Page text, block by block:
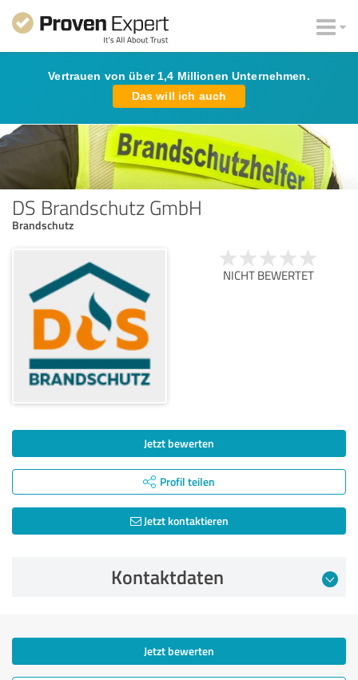
Vertrauen von über 1,4 Millionen Unternehmen.
Das will ich auch
DS Brandschutz GmbH
Brandschutz
NICHT BEWERTET
Jetzt bewerten
Profil teilen
Jetzt kontaktieren
Kontaktdaten
Jetzt bewerten